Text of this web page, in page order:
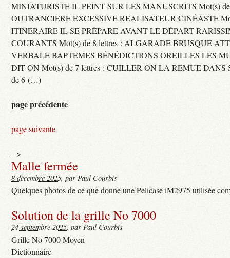
MINIATURISTE IL PEINT SUR LES MANUSCRITS Mot(s) de
OUTRANCIERE EXCESSIVE REALISATEUR CINÉASTE
ITINERAIRE IL SE PRÉPARE AVANT LE DÉPART
COURANTS Mot(s) de 8 lettres : ALGARADE BRUSQUE
VERBALE BAPTEMES BÉNÉDICTIONS OREILLES LES
DIT-ON Mot(s) de 7 lettres : CUILLER ON LA REMUE DANS
de 6 (…)
page précédente
page suivante
-->
Malle fermée
8 décembre 2025, par Paul Courbis
Quelques photos de ce que donne une Pelicase iM2975 utilisée
Solution de la grille No 7000
24 septembre 2025, par Paul Courbis
Grille No 7000 Moyen
Dictionnaire